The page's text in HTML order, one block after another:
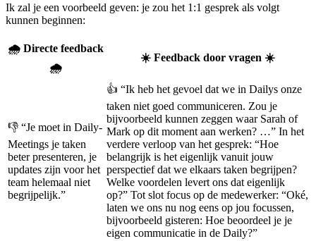
Ik zal je een voorbeeld geven: je zou het 1:1 gesprek als volgt
kunnen beginnen:
🌧 Directe feedback
🌧
☀️ Feedback door vragen ☀️
👎 “Je moet in Daily-
Meetings je taken
beter presenteren, je
updates zijn voor het
team helemaal niet
begrijpelijk.”
👍 “Ik heb het gevoel dat we in Dailys onze
taken niet goed communiceren. Zou je
bijvoorbeeld kunnen zeggen waar Sarah of
Mark op dit moment aan werken? …” In het
verdere verloop van het gesprek: “Hoe
belangrijk is het eigenlijk vanuit jouw
perspectief dat we elkaars taken begrijpen?
Welke voordelen levert ons dat eigenlijk
op?” Tot slot focus op de medewerker: “Oké,
laten we ons nu nog eens op jou focussen,
bijvoorbeeld gisteren: Hoe beoordeel je je
eigen communicatie in de Daily?”